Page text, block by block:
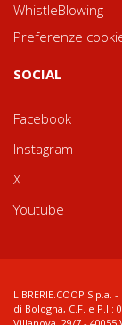
WhistleBlowing
Preferenze
SOCIAL
Facebook
Instagram
X
Youtube
LIBRERIE.COOP
di Bologna, C.F. e P.I.: